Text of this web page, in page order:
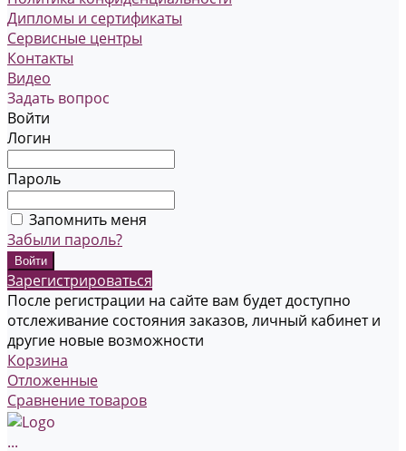
Дипломы и сертификаты
Сервисные центры
Контакты
Видео
Задать вопрос
Войти
Логин
Пароль
Запомнить меня
Забыли пароль?
Зарегистрироваться
После регистрации на сайте вам будет доступно
отслеживание состояния заказов, личный кабинет и
другие новые возможности
Корзина
Отложенные
Сравнение товаров
...